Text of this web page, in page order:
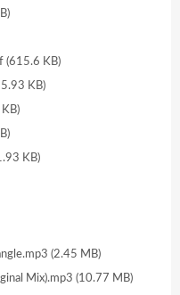
(615.6 KB)
KB)
KB)
(2.45 MB)
Mix).mp3 (10.77 MB)